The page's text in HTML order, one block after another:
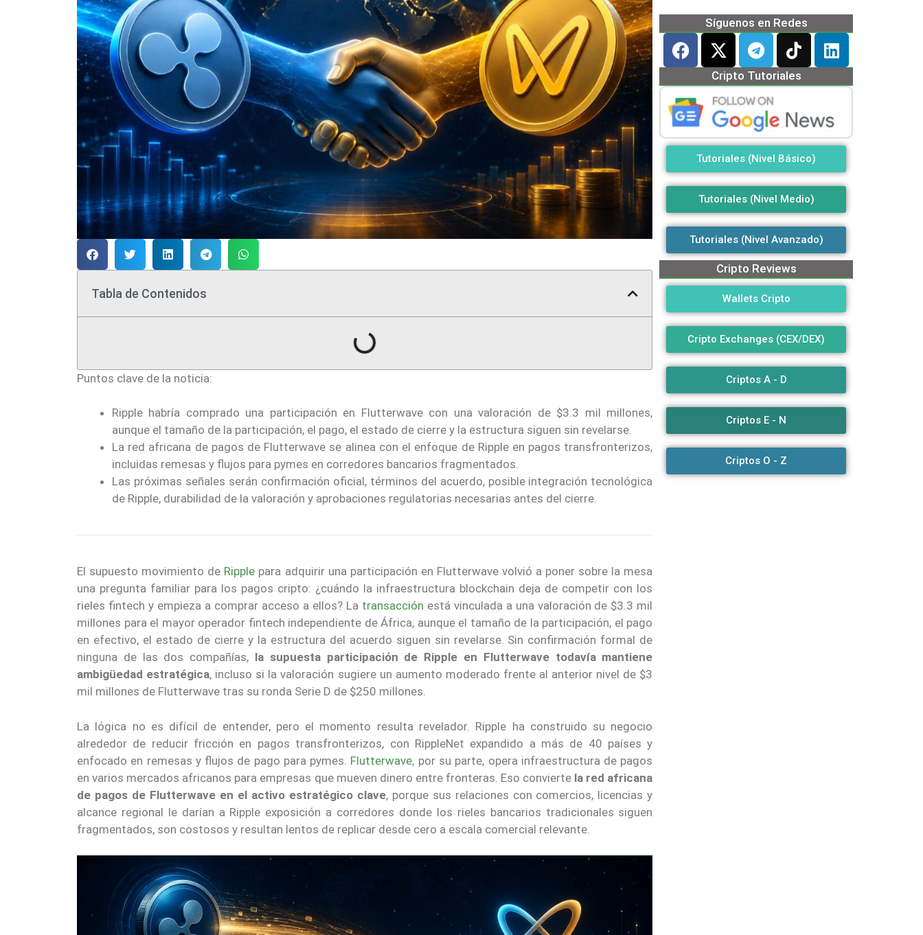
Tabla de Contenidos
Puntos clave de la noticia:
Ripple habría comprado una participación en Flutterwave con una valoración de $3.3 mil millones,
aunque el tamaño de la participación, el pago, el estado de cierre y la estructura siguen sin revelarse.
La red africana de pagos de Flutterwave se alinea con el enfoque de Ripple en pagos transfronterizos,
incluidas remesas y flujos para pymes en corredores bancarios fragmentados.
Las próximas señales serán confirmación oficial, términos del acuerdo, posible integración tecnológica
de Ripple, durabilidad de la valoración y aprobaciones regulatorias necesarias antes del cierre.
El supuesto movimiento de Ripple para adquirir una participación en Flutterwave volvió a poner sobre la mesa
una pregunta familiar para los pagos cripto: ¿cuándo la infraestructura blockchain deja de competir con los
rieles fintech y empieza a comprar acceso a ellos? La transacción está vinculada a una valoración de $3.3 mil
millones para el mayor operador fintech independiente de África, aunque el tamaño de la participación, el pago
en efectivo, el estado de cierre y la estructura del acuerdo siguen sin revelarse. Sin confirmación formal de
ninguna de las dos compañías, la supuesta participación de Ripple en Flutterwave todavía mantiene
ambigüedad estratégica, incluso si la valoración sugiere un aumento moderado frente al anterior nivel de $3
mil millones de Flutterwave tras su ronda Serie D de $250 millones.
La lógica no es difícil de entender, pero el momento resulta revelador. Ripple ha construido su negocio
alrededor de reducir fricción en pagos transfronterizos, con RippleNet expandido a más de 40 países y
enfocado en remesas y flujos de pago para pymes. Flutterwave, por su parte, opera infraestructura de pagos
en varios mercados africanos para empresas que mueven dinero entre fronteras. Eso convierte la red africana
de pagos de Flutterwave en el activo estratégico clave, porque sus relaciones con comercios, licencias y
alcance regional le darían a Ripple exposición a corredores donde los rieles bancarios tradicionales siguen
fragmentados, son costosos y resultan lentos de replicar desde cero a escala comercial relevante.
Síguenos en Redes
Cripto Tutoriales
Tutoriales (Nivel Básico)
Tutoriales (Nivel Medio)
Tutoriales (Nivel Avanzado)
Cripto Reviews
Wallets Cripto
Cripto Exchanges (CEX/DEX)
Criptos A - D
Criptos E - N
Criptos O - Z